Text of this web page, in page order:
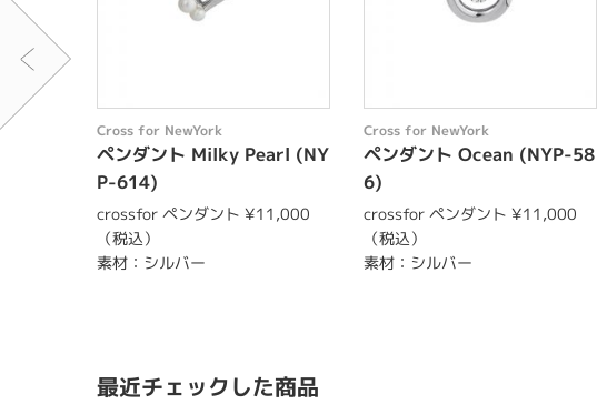
Cross for NewYork
ペンダント Milky Pearl (NY
P-614)
crossfor ペンダント ¥11,000
（税込）
素材：シルバー
Cross for NewYork
ペンダント Ocean (NYP-58
6)
crossfor ペンダント ¥11,000
（税込）
素材：シルバー
最近チェックした商品